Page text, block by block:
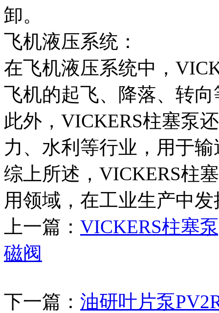
卸。
飞机液压系统：
在飞机液压系统中，
飞机的起飞、降落、转
此外，VICKERS柱塞泵
力、水利等行业，用于
综上所述，VICKERS柱
用领域，在工业生产中
上一篇： VICKERS柱塞
磁阀
下一篇： 油研叶片泵